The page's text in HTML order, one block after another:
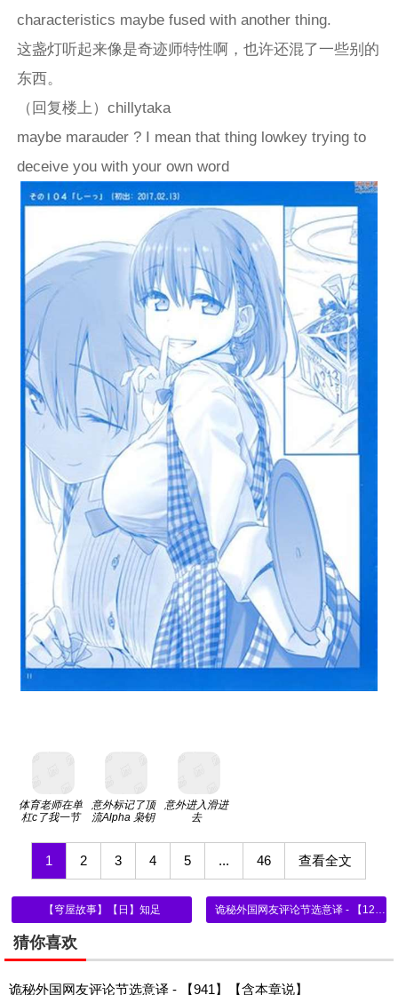
characteristics maybe fused with another thing.
这盏灯听起来像是奇迹师特性啊，也许还混了一些别的
东西。
（回复楼上）chillytaka
maybe marauder ? I mean that thing lowkey trying to
deceive you with your own word
体育老师在单
杠c了我一节
意外标记了顶
流Alpha 枭钥
意外进入滑进
去
1 2 3 4 5 ... 46 查看全文
【穹屋故事】【日】知足 诡秘外国网友评论节选意译 - 【1243-1246】【含本章说】
猜你喜欢
诡秘外国网友评论节选意译 - 【941】【含本章说】